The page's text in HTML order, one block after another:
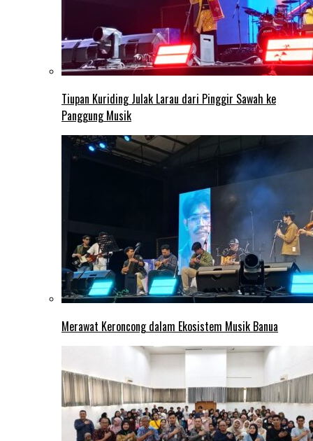
Tiupan Kuriding Julak Larau dari Pinggir Sawah ke
Panggung Musik
Merawat Keroncong dalam Ekosistem Musik Banua